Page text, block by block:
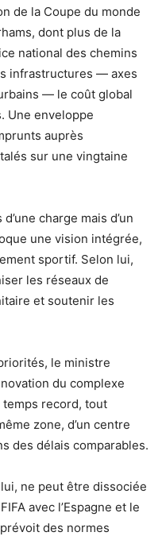
de la Coupe du monde
dont plus de la
national des chemins
infrastructures — axes
— le coût global
Une enveloppe
auprès
sur une vingtaine
charge mais d’un
une vision intégrée,
sportif. Selon lui,
les réseaux de
et soutenir les
le ministre
du complexe
temps record, tout
zone, d’un centre
des délais comparables.
ne peut être dissociée
avec l’Espagne et le
des normes